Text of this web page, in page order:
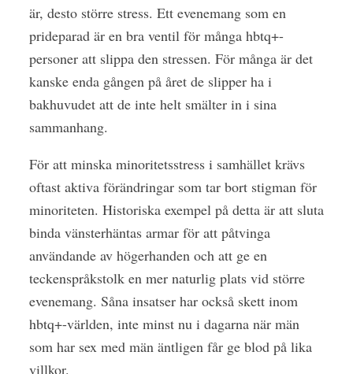
är, desto större stress. Ett evenemang som en
prideparad är en bra ventil för många hbtq+-
personer att slippa den stressen. För många är det
kanske enda gången på året de slipper ha i
bakhuvudet att de inte helt smälter in i sina
sammanhang.
För att minska minoritetsstress i samhället krävs
oftast aktiva förändringar som tar bort stigman för
minoriteten. Historiska exempel på detta är att sluta
binda vänsterhäntas armar för att påtvinga
användande av högerhanden och att ge en
teckenspråkstolk en mer naturlig plats vid större
evenemang. Såna insatser har också skett inom
hbtq+-världen, inte minst nu i dagarna när män
som har sex med män äntligen får ge blod på lika
villkor.